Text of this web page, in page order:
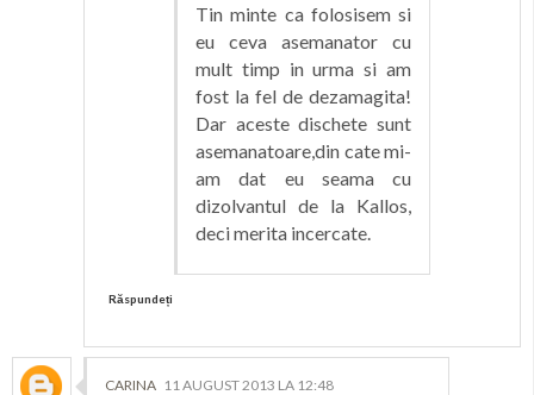
Tin minte ca folosisem si
eu ceva asemanator cu
mult timp in urma si am
fost la fel de dezamagita!
Dar aceste dischete sunt
asemanatoare,din cate mi-
am dat eu seama cu
dizolvantul de la Kallos,
deci merita incercate.
Răspundeți
CARINA 11 AUGUST 2013 LA 12:48